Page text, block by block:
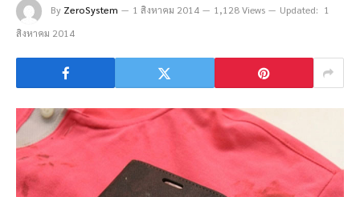
By ZeroSystem 1 สิงหาคม 2014 1,128 Views Updated: 1
สิงหาคม 2014